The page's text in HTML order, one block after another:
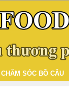
SÓC BỒ CÂU